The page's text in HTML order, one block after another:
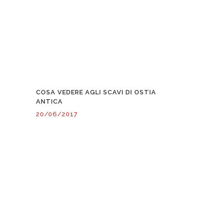
COSA VEDERE AGLI SCAVI DI OSTIA
ANTICA
20/06/2017